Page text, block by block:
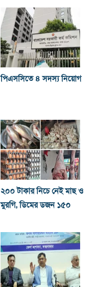
পিএসসিতে ৪ সদস্য নিয়োগ
২০০ টাকার নিচে নেই মাছ ও
মুরগি, ডিমের ডজন ১৫০